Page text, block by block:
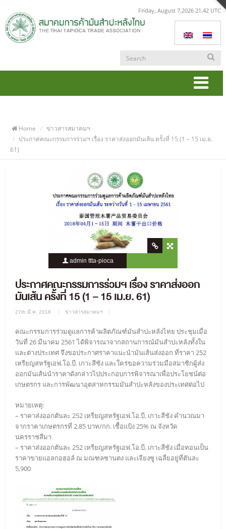
Friday, August 7,2026 21.42 UTC
Home
ข่าวสารสมาคมฯ
ประกาศคณะกรรมการร่วมฯ เรื่อง ราคาส่งออกมันเส้น ครั้งที่ 15 (1 – 15 เม.ย.
61)
admin ttta-pioca
0 Comment
ประกาศคณะกรรมการร่วมฯ เรื่อง ราคาส่งออก
มันเส้น ครั้งที่ 15 (1 – 15 เม.ย. 61)
27th มี.ค. 2018 ข่าวสารสมาคมฯ
คณะกรรมการร่วมดูแลการค้าผลิตภัณฑ์มันสำปะหลังไทย ประชุมเมื่อ
วันที่ 26 มีนาคม 2561 ได้พิจารณาจากสถานการณ์มันสำปะหลังทั้งใน
และต่างประเทศ จึงขอประกาศราคาแนะนำมันเส้นส่งออก ที่ราคา 252
เหรียญสหรัฐเอฟ.โอ.บี. เกาะสีชัง และใคร่ขอความร่วมมือสมาชิกผู้ส่ง
ออกมันเส้นนำราคาดังกล่าวไปประกอบการพิจารณาเพื่อประโยชน์ต่อ
เกษตรกร และการพัฒนาอุตสาหกรรมมันสำปะหลังของประเทศต่อไป
หมายเหตุ:
– ราคาส่งออกตันละ 252 เหรียญสหรัฐเอฟ.โอ.บี. เกาะสีชัง คำนวณมา
จากราคาเกษตรกรที่ 2.85 บาท/กก. เชื้อแป้ง 25% ณ จังหวัด
นครราชสีมา
– ราคาส่งออกตันละ 252 เหรียญสหรัฐเอฟ.โอ.บี. เกาะสีชัง เมื่อทอนเป็น
ราคาขายแอลกอฮอล์ ณ มณฑลซานตง และเจียงซู เฉลี่ยอยู่ที่ตันละ
5,900